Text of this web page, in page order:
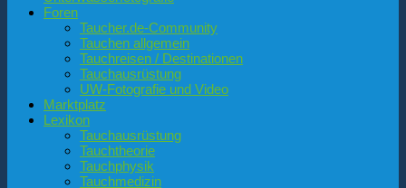
Foren
Taucher.de-Community
Tauchen allgemein
Tauchreisen / Destinationen
Tauchausrüstung
UW-Fotografie und Video
Marktplatz
Lexikon
Tauchausrüstung
Tauchtheorie
Tauchphysik
Tauchmedizin